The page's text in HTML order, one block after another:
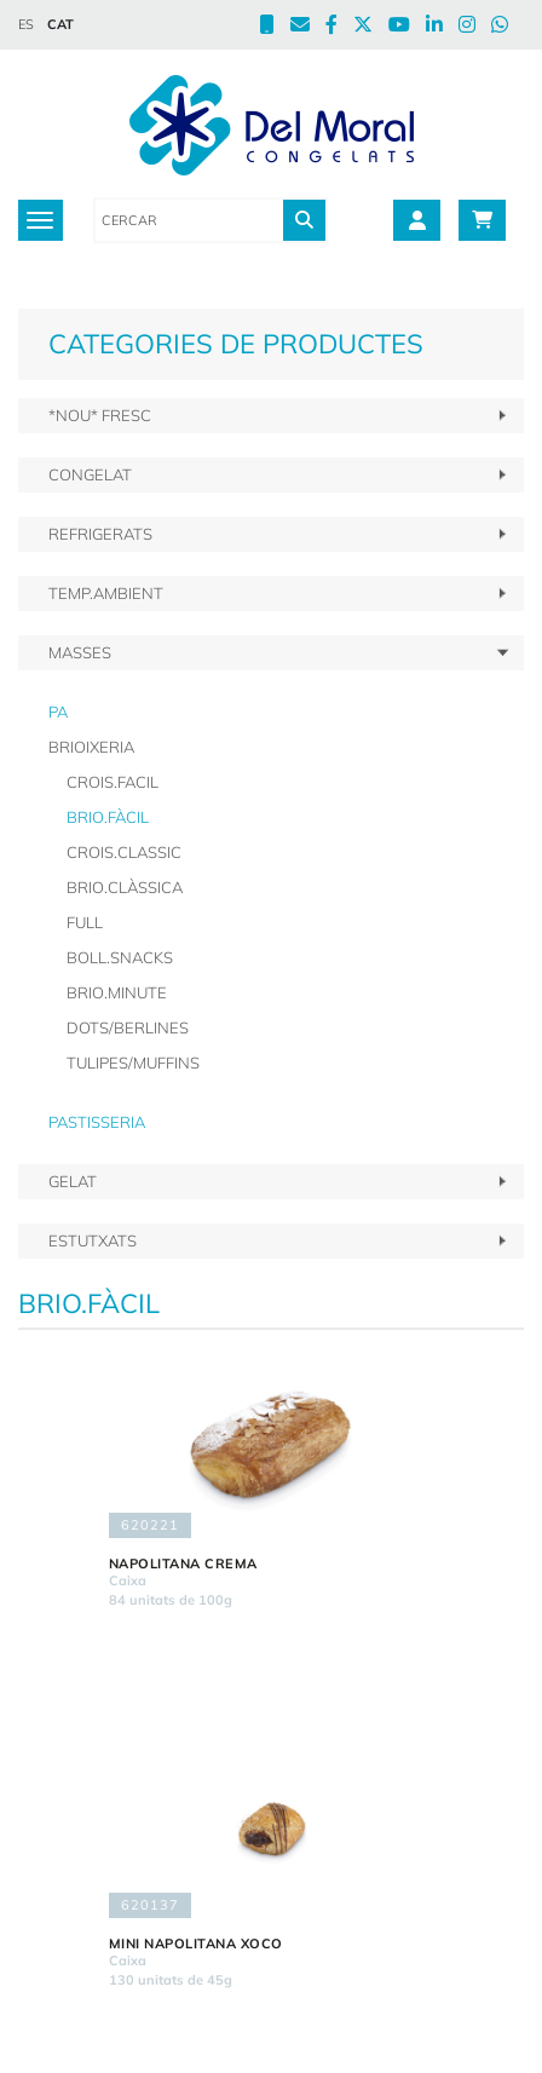
ES CAT
Toggle navigation
CATEGORIES DE PRODUCTES
*NOU* FRESC
CONGELAT
REFRIGERATS
TEMP.AMBIENT
MASSES
PA
BRIOIXERIA
CROIS.FACIL
BRIO.FÀCIL
CROIS.CLASSIC
BRIO.CLÀSSICA
FULL
BOLL.SNACKS
BRIO.MINUTE
DOTS/BERLINES
TULIPES/MUFFINS
PASTISSERIA
GELAT
ESTUTXATS
BRIO.FÀCIL
620221
NAPOLITANA CREMA
Caixa
84 unitats de 100g
620137
MINI NAPOLITANA XOCO
Caixa
130 unitats de 45g